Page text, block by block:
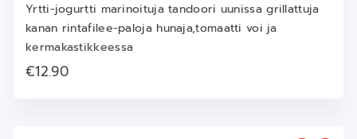
Yrtti-jogurtti marinoituja tandoori uunissa grillattuja
kanan rintafilee-paloja hunaja,tomaatti voi ja
kermakastikkeessa
€12.90